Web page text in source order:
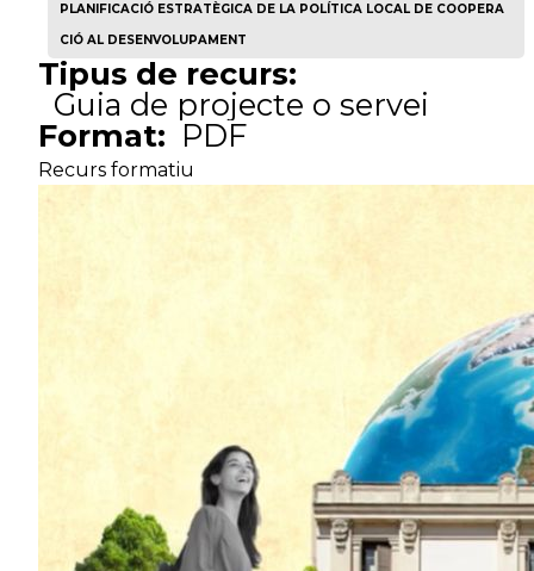
PLANIFICACIÓ ESTRATÈGICA DE LA POLÍTICA LOCAL DE COOPERA
CIÓ AL DESENVOLUPAMENT
Tipus de recurs:
Guia de projecte o servei
Format: PDF
Recurs formatiu